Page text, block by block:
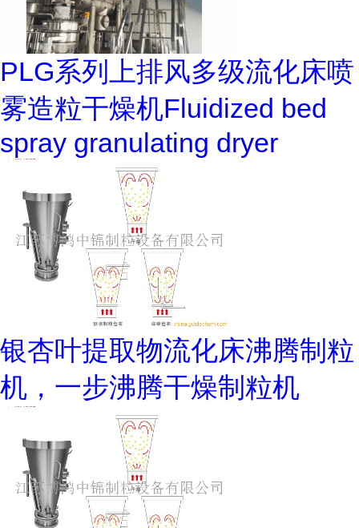
PLG系列上排风多级流化床喷
雾造粒干燥机Fluidized bed
spray granulating dryer
银杏叶提取物流化床沸腾制粒
机，一步沸腾干燥制粒机